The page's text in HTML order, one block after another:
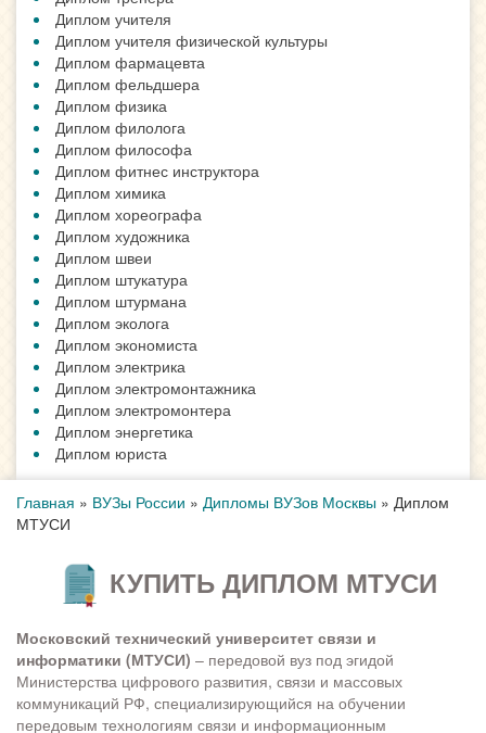
Диплом учителя
Диплом учителя физической культуры
Диплом фармацевта
Диплом фельдшера
Диплом физика
Диплом филолога
Диплом философа
Диплом фитнес инструктора
Диплом химика
Диплом хореографа
Диплом художника
Диплом швеи
Диплом штукатура
Диплом штурмана
Диплом эколога
Диплом экономиста
Диплом электрика
Диплом электромонтажника
Диплом электромонтера
Диплом энергетика
Диплом юриста
Главная » ВУЗы России » Дипломы ВУЗов Москвы » Диплом
МТУСИ
КУПИТЬ ДИПЛОМ МТУСИ
Московский технический университет связи и
информатики (МТУСИ) – передовой вуз под эгидой
Министерства цифрового развития, связи и массовых
коммуникаций РФ, специализирующийся на обучении
передовым технологиям связи и информационным